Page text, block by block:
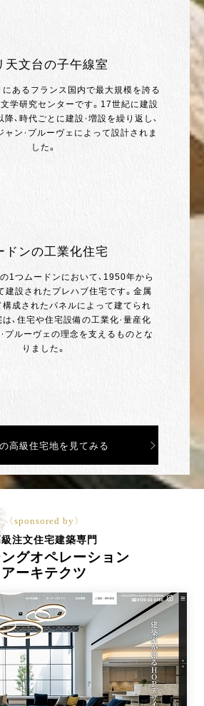
天文台の子午線室
あるフランス国内で最大規模を誇る
文学研究センターです。17世紀に建設
、時代ごとに建設・増設を繰り返し、
ン・プルーヴェによって設計されま
した。
ドンの工業化住宅
1つムードンにおいて、1950年から
設されたプレハブ住宅です。金属
構成されたパネルによって建てられ
、住宅や住宅設備の工業化・量産化
プルーヴェの理念を支えるものとな
りました。
高級住宅地を見てみる
〈sponsored by〉
注文住宅建築専門
グオペレーション
アーキテクツ